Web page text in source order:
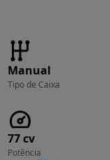
Manual
Tipo de Caixa
77 cv
Potência